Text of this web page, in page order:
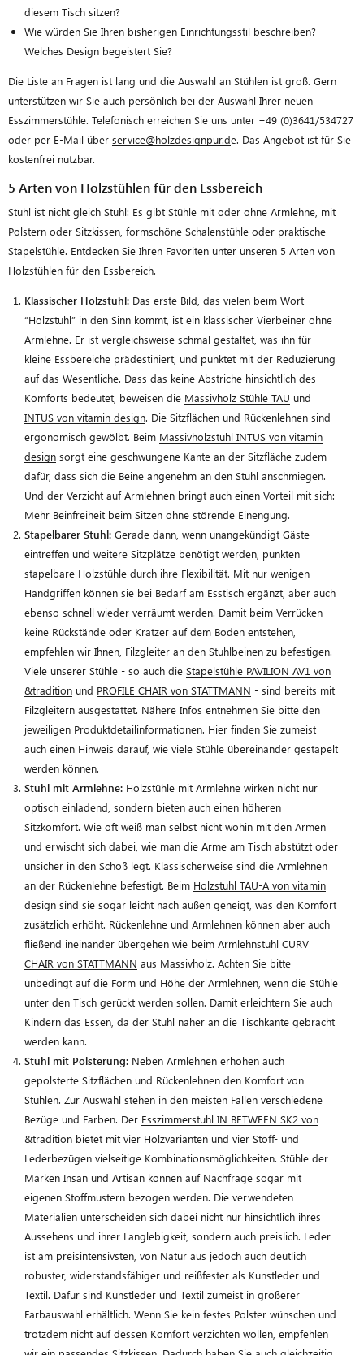
diesem Tisch sitzen?
Wie würden Sie Ihren bisherigen Einrichtungsstil beschreiben?
Welches Design begeistert Sie?
Die Liste an Fragen ist lang und die Auswahl an Stühlen ist groß. Gern
unterstützen wir Sie auch persönlich bei der Auswahl Ihrer neuen
Esszimmerstühle. Telefonisch erreichen Sie uns unter +49 (0)3641/534727
oder per E-Mail über service@holzdesignpur.de. Das Angebot ist für Sie
kostenfrei nutzbar.
5 Arten von Holzstühlen für den Essbereich
Stuhl ist nicht gleich Stuhl: Es gibt Stühle mit oder ohne Armlehne, mit
Polstern oder Sitzkissen, formschöne Schalenstühle oder praktische
Stapelstühle. Entdecken Sie Ihren Favoriten unter unseren 5 Arten von
Holzstühlen für den Essbereich.
Klassischer Holzstuhl: Das erste Bild, das vielen beim Wort
“Holzstuhl” in den Sinn kommt, ist ein klassischer Vierbeiner ohne
Armlehne. Er ist vergleichsweise schmal gestaltet, was ihn für
kleine Essbereiche prädestiniert, und punktet mit der Reduzierung
auf das Wesentliche. Dass das keine Abstriche hinsichtlich des
Komforts bedeutet, beweisen die Massivholz Stühle TAU und
INTUS von vitamin design. Die Sitzflächen und Rückenlehnen sind
ergonomisch gewölbt. Beim Massivholzstuhl INTUS von vitamin
design sorgt eine geschwungene Kante an der Sitzfläche zudem
dafür, dass sich die Beine angenehm an den Stuhl anschmiegen.
Und der Verzicht auf Armlehnen bringt auch einen Vorteil mit sich:
Mehr Beinfreiheit beim Sitzen ohne störende Einengung.
Stapelbarer Stuhl: Gerade dann, wenn unangekündigt Gäste
eintreffen und weitere Sitzplätze benötigt werden, punkten
stapelbare Holzstühle durch ihre Flexibilität. Mit nur wenigen
Handgriffen können sie bei Bedarf am Esstisch ergänzt, aber auch
ebenso schnell wieder verräumt werden. Damit beim Verrücken
keine Rückstände oder Kratzer auf dem Boden entstehen,
empfehlen wir Ihnen, Filzgleiter an den Stuhlbeinen zu befestigen.
Viele unserer Stühle - so auch die Stapelstühle PAVILION AV1 von
&tradition und PROFILE CHAIR von STATTMANN - sind bereits mit
Filzgleitern ausgestattet. Nähere Infos entnehmen Sie bitte den
jeweiligen Produktdetailinformationen. Hier finden Sie zumeist
auch einen Hinweis darauf, wie viele Stühle übereinander gestapelt
werden können.
Stuhl mit Armlehne: Holzstühle mit Armlehne wirken nicht nur
optisch einladend, sondern bieten auch einen höheren
Sitzkomfort. Wie oft weiß man selbst nicht wohin mit den Armen
und erwischt sich dabei, wie man die Arme am Tisch abstützt oder
unsicher in den Schoß legt. Klassischerweise sind die Armlehnen
an der Rückenlehne befestigt. Beim Holzstuhl TAU-A von vitamin
design sind sie sogar leicht nach außen geneigt, was den Komfort
zusätzlich erhöht. Rückenlehne und Armlehnen können aber auch
fließend ineinander übergehen wie beim Armlehnstuhl CURV
CHAIR von STATTMANN aus Massivholz. Achten Sie bitte
unbedingt auf die Form und Höhe der Armlehnen, wenn die Stühle
unter den Tisch gerückt werden sollen. Damit erleichtern Sie auch
Kindern das Essen, da der Stuhl näher an die Tischkante gebracht
werden kann.
Stuhl mit Polsterung: Neben Armlehnen erhöhen auch
gepolsterte Sitzflächen und Rückenlehnen den Komfort von
Stühlen. Zur Auswahl stehen in den meisten Fällen verschiedene
Bezüge und Farben. Der Esszimmerstuhl IN BETWEEN SK2 von
&tradition bietet mit vier Holzvarianten und vier Stoff- und
Lederbezügen vielseitige Kombinationsmöglichkeiten. Stühle der
Marken Insan und Artisan können auf Nachfrage sogar mit
eigenen Stoffmustern bezogen werden. Die verwendeten
Materialien unterscheiden sich dabei nicht nur hinsichtlich ihres
Aussehens und ihrer Langlebigkeit, sondern auch preislich. Leder
ist am preisintensivsten, von Natur aus jedoch auch deutlich
robuster, widerstandsfähiger und reißfester als Kunstleder und
Textil. Dafür sind Kunstleder und Textil zumeist in größerer
Farbauswahl erhältlich. Wenn Sie kein festes Polster wünschen und
trotzdem nicht auf dessen Komfort verzichten wollen, empfehlen